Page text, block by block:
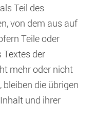
Teil des
von dem aus auf
Teile oder
Textes der
mehr oder nicht
die übrigen
und ihrer